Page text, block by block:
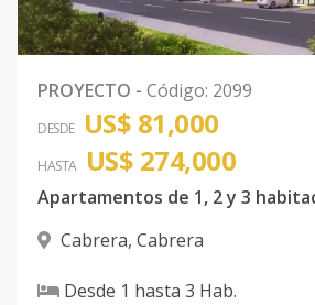
PROYECTO - Código: 2099
DESDE US$ 81,000
HASTA US$ 274,000
Cabrera, Cabrera
Desde 1 hasta 3 Hab.